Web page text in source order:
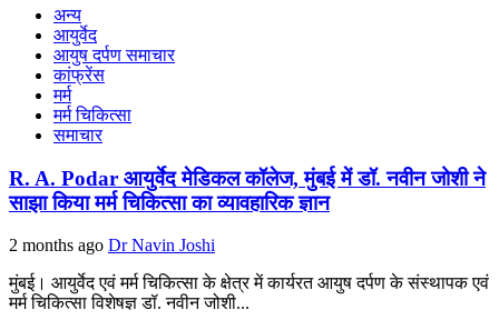
अन्य
आयुर्वेद
आयुष दर्पण समाचार
कांफ्रेंस
मर्म
मर्म चिकित्सा
समाचार
R. A. Podar आयुर्वेद मेडिकल कॉलेज, मुंबई में डॉ. नवीन जोशी ने
साझा किया मर्म चिकित्सा का व्यावहारिक ज्ञान
2 months ago Dr Navin Joshi
मुंबई। आयुर्वेद एवं मर्म चिकित्सा के क्षेत्र में कार्यरत आयुष दर्पण के संस्थापक एवं
मर्म चिकित्सा विशेषज्ञ डॉ. नवीन जोशी...